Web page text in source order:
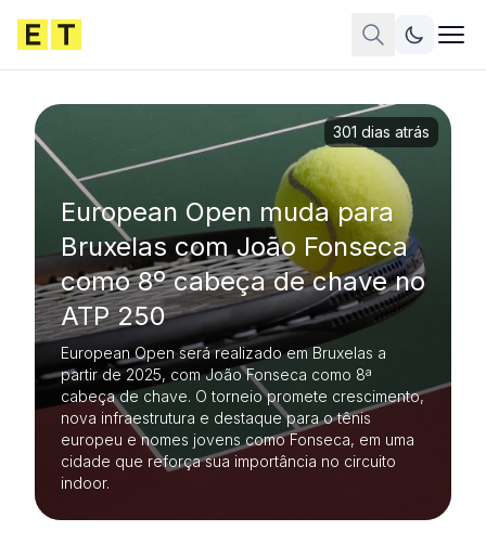
European Open muda para
Bruxelas com João Fonseca
como 8º cabeça de chave no
ATP 250
European Open será realizado em Bruxelas a
partir de 2025, com João Fonseca como 8ª
cabeça de chave. O torneio promete crescimento,
nova infraestrutura e destaque para o tênis
europeu e nomes jovens como Fonseca, em uma
cidade que reforça sua importância no circuito
indoor.
301 dias atrás